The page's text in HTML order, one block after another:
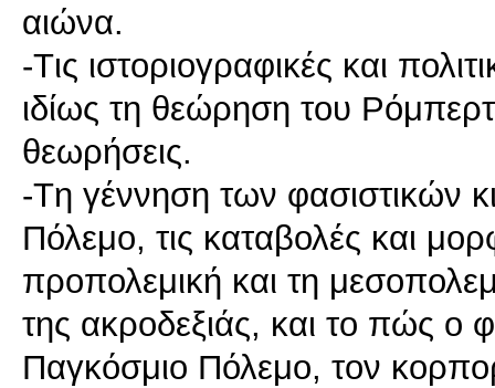
αιώνα.
-Tις ιστοριογραφικές και
ιδίως τη θεώρηση του
θεωρήσεις.
-Tη γέννηση των φασιστικών
Πόλεμο, τις καταβολές και
προπολεμική και τη
της ακροδεξιάς, και το πώς ο
Παγκόσμιο Πόλεμο, τον